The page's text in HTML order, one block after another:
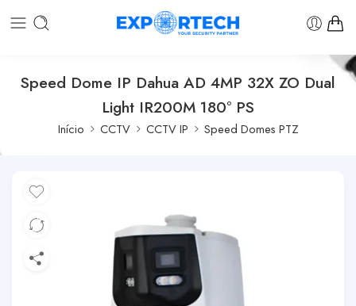
Speed Dome IP Dahua AD 4MP 32X ZO Dual
Light IR200M 180º PS
Início CCTV CCTV IP Speed Domes PTZ